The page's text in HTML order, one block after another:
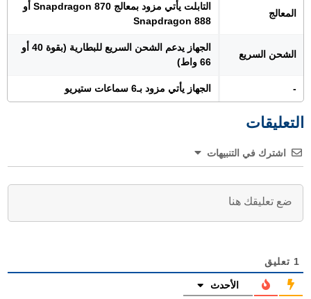
المعالج
التابلت يأتي مزود بمعالج Snapdragon 870 أو
Snapdragon 888
الشحن السريع
الجهاز يدعم الشحن السريع للبطارية (بقوة 40 أو
66 واط)
- الجهاز يأتي مزود بـ6 سماعات ستيريو
التعليقات
اشترك في التنبيهات
1 تعليق
الأحدث